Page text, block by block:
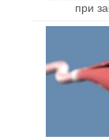
при